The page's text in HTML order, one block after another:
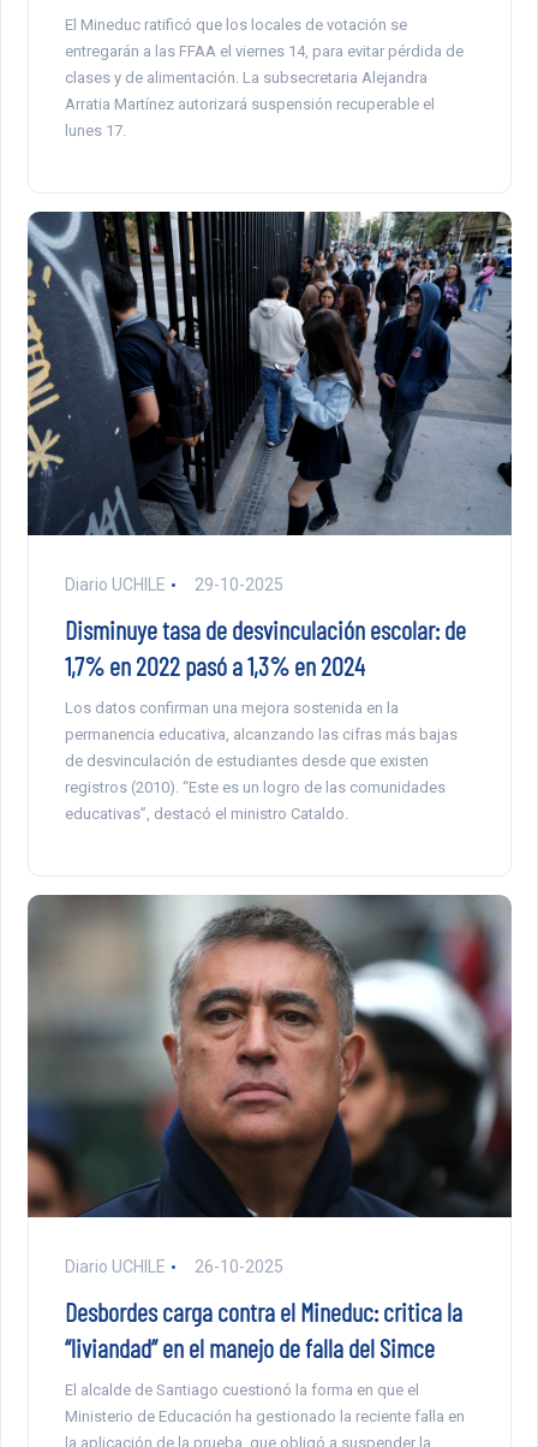
El Mineduc ratificó que los locales de votación se
entregarán a las FFAA el viernes 14, para evitar pérdida de
clases y de alimentación. La subsecretaria Alejandra
Arratia Martínez autorizará suspensión recuperable el
lunes 17.
Diario UCHILE 29-10-2025
Disminuye tasa de desvinculación escolar: de
1,7% en 2022 pasó a 1,3% en 2024
Los datos confirman una mejora sostenida en la
permanencia educativa, alcanzando las cifras más bajas
de desvinculación de estudiantes desde que existen
registros (2010). “Este es un logro de las comunidades
educativas”, destacó el ministro Cataldo.
Diario UCHILE 26-10-2025
Desbordes carga contra el Mineduc: critica la
“liviandad” en el manejo de falla del Simce
El alcalde de Santiago cuestionó la forma en que el
Ministerio de Educación ha gestionado la reciente falla en
la aplicación de la prueba, que obligó a suspender la